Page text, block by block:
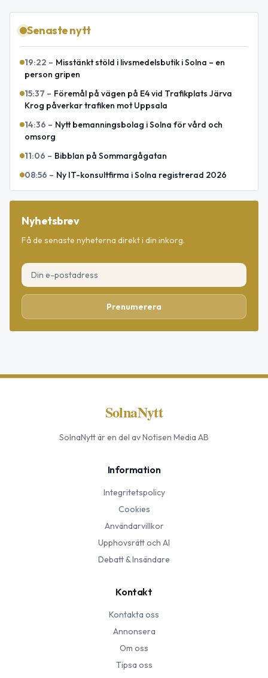
Senaste nytt
19:22 – Misstänkt stöld i livsmedelsbutik i Solna – en
person gripen
15:37 – Föremål på vägen på E4 vid Trafikplats Järva
Krog påverkar trafiken mot Uppsala
14:36 – Nytt bemanningsbolag i Solna för vård och
omsorg
11:06 – Bibblan på Sommargågatan
08:56 – Ny IT-konsultfirma i Solna registrerad 2026
Nyhetsbrev
Få de senaste nyheterna direkt i din inkorg.
Prenumerera
SolnaNytt
SolnaNyttär en del av Notisen Media AB
Information
Integritetspolicy
Cookies
Användarvillkor
Upphovsrätt och AI
Debatt & Insändare
Kontakt
Kontakta oss
Annonsera
Om oss
Tipsa oss